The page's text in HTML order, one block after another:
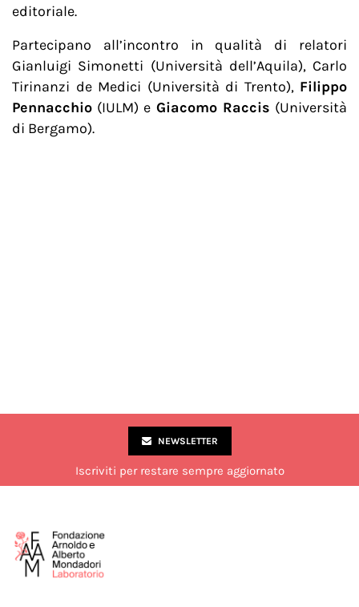
editoriale.
Partecipano all’incontro in qualità di relatori
Gianluigi Simonetti (Università dell’Aquila), Carlo
Tirinanzi de Medici (Università di Trento), Filippo
Pennacchio (IULM) e Giacomo Raccis (Università
di Bergamo).
NEWSLETTER
Iscriviti per restare sempre aggiornato